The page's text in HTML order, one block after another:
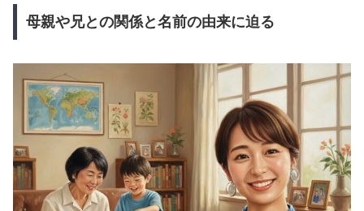
母親や兄との関係と名前の由来に迫る